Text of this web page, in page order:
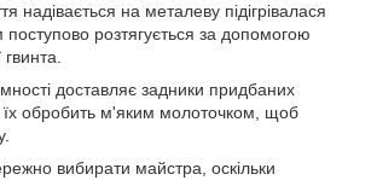
надівається на металеву підігрівалася
поступово розтягується за допомогою
гвинта.
доставляє задники придбаних
обробить м'яким молоточком, щоб
вибирати майстра, оскільки